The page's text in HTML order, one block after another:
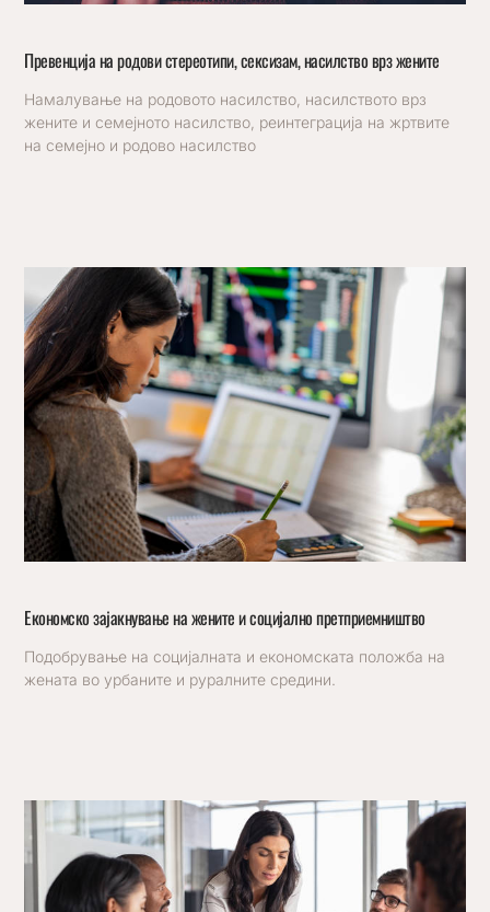
Превенција на родови стереотипи, сексизам, насилство врз жените
Намалување на родовото насилство, насилството врз
жените и семејното насилство, реинтеграција на жртвите
на семејно и родово насилство
Економско зајакнување на жените и социјално претприемништво
Подобрување на социјалната и економската положба на
жената во урбаните и руралните средини.